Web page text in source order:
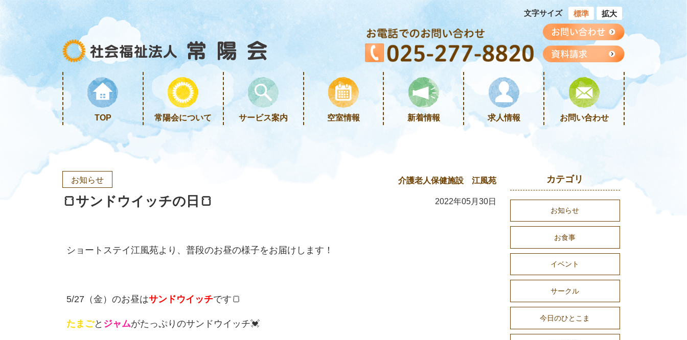
文字サイズ 標準 拡大
TOP 常陽会について サービス案内 空室情報 新着情報 求人情報 お問い合わせ
お知らせ 介護老人保健施設 江風苑
🍞サンドウイッチの日🍞 2022年05月30日
ショートステイ江風苑より、普段のお昼の様子をお届けします！
5/27（金）のお昼はサンドウイッチです🍞
たまごと ジャムがたっぷりのサンドウイッチ💓
カテゴリ
お知らせ
お食事
イベント
サークル
今日のひとこま